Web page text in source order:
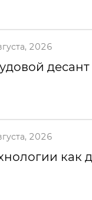
2026
десант
2026
как